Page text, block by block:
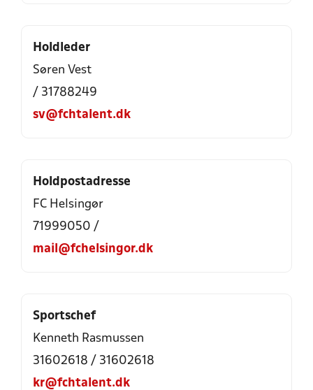
Holdleder
Søren Vest
/ 31788249
sv@fchtalent.dk
Holdpostadresse
FC Helsingør
71999050 /
mail@fchelsingor.dk
Sportschef
Kenneth Rasmussen
31602618 / 31602618
kr@fchtalent.dk